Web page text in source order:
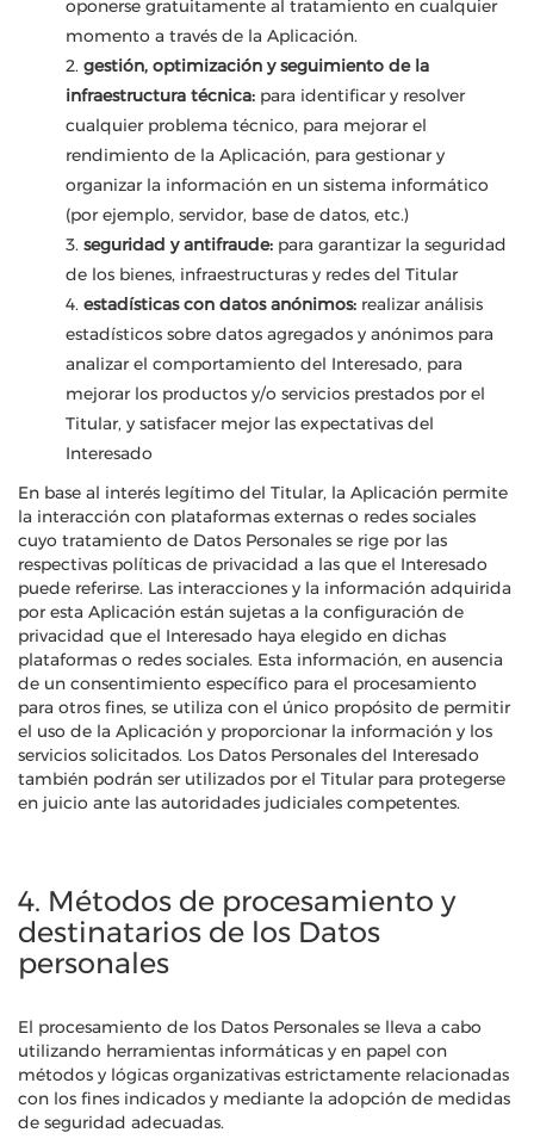
oponerse gratuitamente al tratamiento en cualquier
momento a través de la Aplicación.
2. gestión, optimización y seguimiento de la
infraestructura técnica: para identificar y resolver
cualquier problema técnico, para mejorar el
rendimiento de la Aplicación, para gestionar y
organizar la información en un sistema informático
(por ejemplo, servidor, base de datos, etc.)
3. seguridad y antifraude: para garantizar la seguridad
de los bienes, infraestructuras y redes del Titular
4. estadísticas con datos anónimos: realizar análisis
estadísticos sobre datos agregados y anónimos para
analizar el comportamiento del Interesado, para
mejorar los productos y/o servicios prestados por el
Titular, y satisfacer mejor las expectativas del
Interesado
En base al interés legítimo del Titular, la Aplicación permite
la interacción con plataformas externas o redes sociales
cuyo tratamiento de Datos Personales se rige por las
respectivas políticas de privacidad a las que el Interesado
puede referirse. Las interacciones y la información adquirida
por esta Aplicación están sujetas a la configuración de
privacidad que el Interesado haya elegido en dichas
plataformas o redes sociales. Esta información, en ausencia
de un consentimiento específico para el procesamiento
para otros fines, se utiliza con el único propósito de permitir
el uso de la Aplicación y proporcionar la información y los
servicios solicitados. Los Datos Personales del Interesado
también podrán ser utilizados por el Titular para protegerse
en juicio ante las autoridades judiciales competentes.
4. Métodos de procesamiento y
destinatarios de los Datos
personales
El procesamiento de los Datos Personales se lleva a cabo
utilizando herramientas informáticas y en papel con
métodos y lógicas organizativas estrictamente relacionadas
con los fines indicados y mediante la adopción de medidas
de seguridad adecuadas.